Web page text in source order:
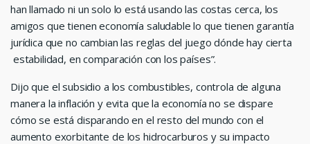
han llamado ni un solo lo está usando las costas cerca, los
amigos que tienen economía saludable lo que tienen garantía
jurídica que no cambian las reglas del juego dónde hay cierta
estabilidad, en comparación con los países”.
Dijo que el subsidio a los combustibles, controla de alguna
manera la inflación y evita que la economía no se dispare
cómo se está disparando en el resto del mundo con el
aumento exorbitante de los hidrocarburos y su impacto